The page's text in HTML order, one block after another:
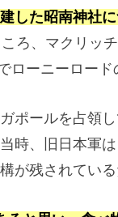
した昭南神社
ろ、マクリッ
ローニーロード
ポールを占領
時、旧日本軍
が残されている